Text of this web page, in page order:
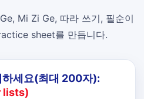
Mi Zi Ge, 따라 쓰기, 필순이
sheet를 만듭니다.
하세요(최대 200자):
lists)